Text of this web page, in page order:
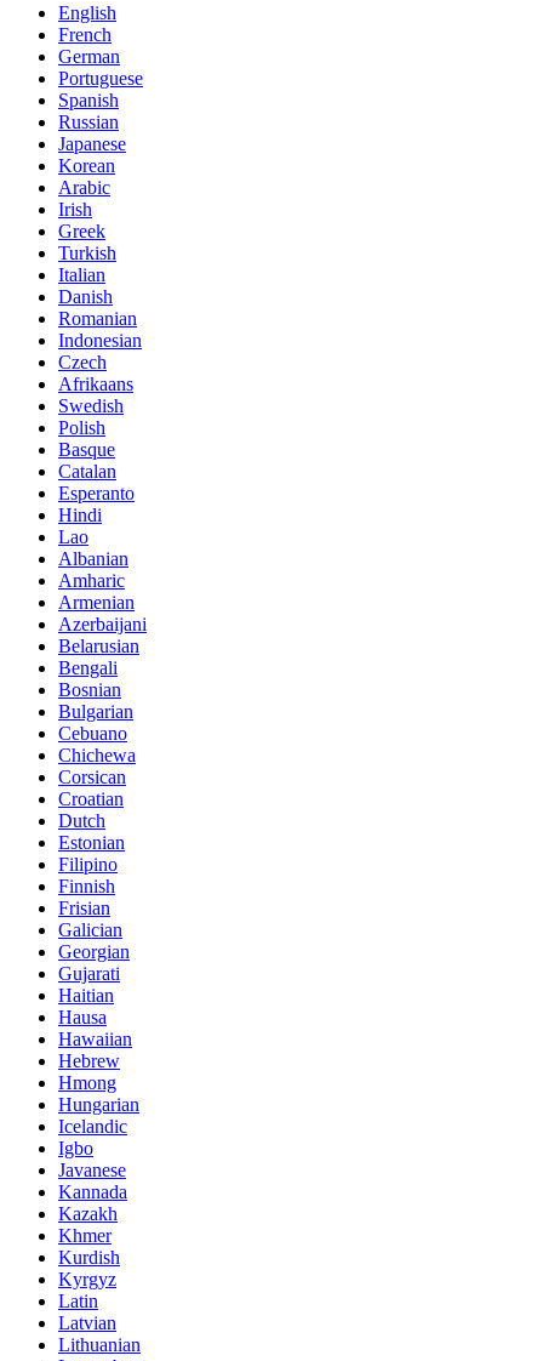
English
French
German
Portuguese
Spanish
Russian
Japanese
Korean
Arabic
Irish
Greek
Turkish
Italian
Danish
Romanian
Indonesian
Czech
Afrikaans
Swedish
Polish
Basque
Catalan
Esperanto
Hindi
Lao
Albanian
Amharic
Armenian
Azerbaijani
Belarusian
Bengali
Bosnian
Bulgarian
Cebuano
Chichewa
Corsican
Croatian
Dutch
Estonian
Filipino
Finnish
Frisian
Galician
Georgian
Gujarati
Haitian
Hausa
Hawaiian
Hebrew
Hmong
Hungarian
Icelandic
Igbo
Javanese
Kannada
Kazakh
Khmer
Kurdish
Kyrgyz
Latin
Latvian
Lithuanian